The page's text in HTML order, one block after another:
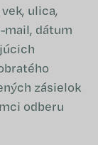
ulica,
mail, dátum
zásielok
odberu